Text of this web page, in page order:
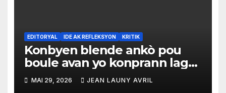
EDITORYAL IDE AK REFLEKSYON KRITIK
Konbyen blende ankò pou
boule avan yo konprann lagè
sa pa ka kontinye konsa
MAI 29, 2026 JEAN LAUNY AVRIL